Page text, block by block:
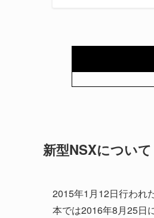
新型NSXについて
2015年1月12日行われ
本では2016年8月25日